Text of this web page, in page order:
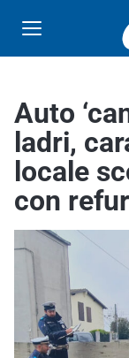
Auto
ladri,
locale
con